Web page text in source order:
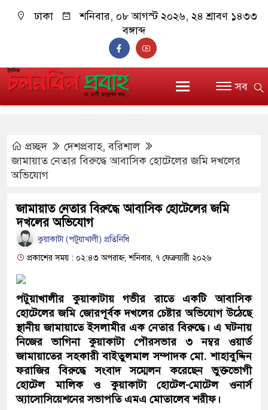
ঢাকা
শনিবার, ০৮ আগস্ট ২০২৬, ২৪ শ্রাবণ ১৪৩৩
বঙ্গাব্দ
সব
প্রচ্ছদ দেশপ্রবাহ,বরিশাল
জামায়াত নেতার বিরুদ্ধে আবাসিক হোটেলের জমি দখলের
অভিযোগ
জামায়াত নেতার বিরুদ্ধে আবাসিক হোটেলের জমি
দখলের অভিযোগ
কুয়াকাটা (পটুয়াখালী) প্রতিনিধি
প্রকাশের সময় : ০২:৪৩ অপরাহ্ন, শনিবার, ৭ ফেব্রুয়ারী ২০২৬
পটুয়াখালীর কুয়াকাটায় গভীর রাতে একটি আবাসিক
হোটেলের জমি জোরপূর্বক দখলের চেষ্টার অভিযোগ উঠেছে
স্থানীয় জামায়াতে ইসলামীর এক নেতার বিরুদ্ধে। এ ঘটনায়
নিজের ভাগিনা কুয়াকাটা পৌরসভার ৩ নম্বর ওয়ার্ড
জামায়াতের সহকারী বাইতুলমাল সম্পাদক মো. শাহাবুদ্দিন
ফরাজির বিরুদ্ধে সংবাদ সম্মেলন করেছেন ভুক্তভোগী
হোটেল মালিক ও কুয়াকাটা হোটেল-মোটেল ওনার্স
অ্যাসোসিয়েশনের সভাপতি এমএ মোতালেব শরীফ।